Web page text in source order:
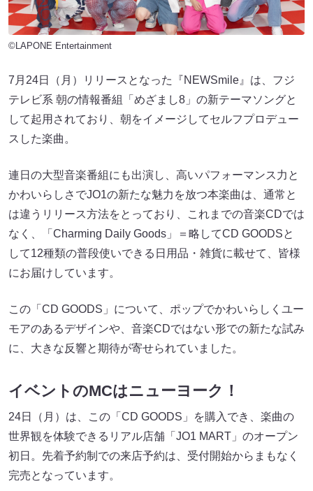
©LAPONE Entertainment
7月24日（月）リリースとなった『NEWSmile』は、フジ
テレビ系 朝の情報番組「めざまし8」の新テーマソングと
して起用されており、朝をイメージしてセルフプロデュー
スした楽曲。
連日の大型音楽番組にも出演し、高いパフォーマンス力と
かわいらしさでJO1の新たな魅力を放つ本楽曲は、通常と
は違うリリース方法をとっており、これまでの音楽CDでは
なく、「Charming Daily Goods」＝略してCD GOODSと
して12種類の普段使いできる日用品・雑貨に載せて、皆様
にお届けしています。
この「CD GOODS」について、ポップでかわいらしくユー
モアのあるデザインや、音楽CDではない形での新たな試み
に、大きな反響と期待が寄せられていました。
イベントのMCはニューヨーク！
24日（月）は、この「CD GOODS」を購入でき、楽曲の
世界観を体験できるリアル店舗「JO1 MART」のオープン
初日。先着予約制での来店予約は、受付開始からまもなく
完売となっています。